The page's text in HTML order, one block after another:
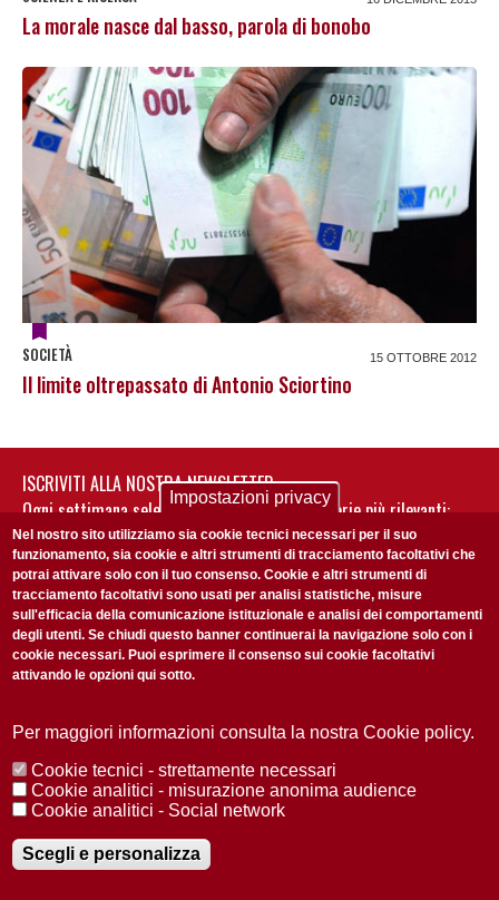
La morale nasce dal basso, parola di bonobo
SOCIETÀ 15 OTTOBRE 2012
Il limite oltrepassato di Antonio Sciortino
ISCRIVITI ALLA NOSTRA NEWSLETTER
Ogni settimana selezioniamo per te nostre storie più rilevanti:
non perderti gli aggiornamenti della nostra newsletter
Accetto laPrivacy Policy
Redazione Copyright Privacy
Area stampa
© 2025 Università di Padova
Registrazione presso il Tribunale di Padova n. 2097/2012 del 18 giugno
2012
Impostazioni privacy
Nel nostro sito utilizziamo sia cookie tecnici necessari per il suo
funzionamento, sia cookie e altri strumenti di tracciamento facoltativi che
potrai attivare solo con il tuo consenso. Cookie e altri strumenti di
tracciamento facoltativi sono usati per analisi statistiche, misure
sull'efficacia della comunicazione istituzionale e analisi dei comportamenti
degli utenti. Se chiudi questo banner continuerai la navigazione solo con i
cookie necessari. Puoi esprimere il consenso sui cookie facoltativi
attivando le opzioni qui sotto.
Per maggiori informazioni consulta la nostra Cookie policy.
Cookie tecnici - strettamente necessari
Cookie analitici - misurazione anonima audience
Cookie analitici - Social network
Scegli e personalizza